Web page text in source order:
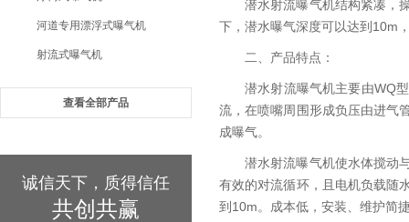
河道专用漂浮式曝气机
射流式曝气机
查看全部产品
诚信天下，质得信任
共创共赢
潜水射流曝气机结构紧凑，
下，潜水曝气深度可以达到10m
二、产品特点：
潜水射流曝气机主要由WQ
流，在喷嘴周围形成负压由进气
成曝气。
潜水射流曝气机使水体搅动
有效的对流循环，且电机负载随
到10m。成本低，安装、维护简